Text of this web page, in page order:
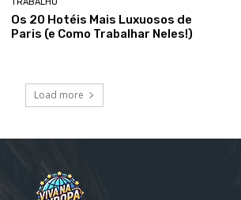
TRABALHO
Os 20 Hotéis Mais Luxuosos de
Paris (e Como Trabalhar Neles!)
Load more